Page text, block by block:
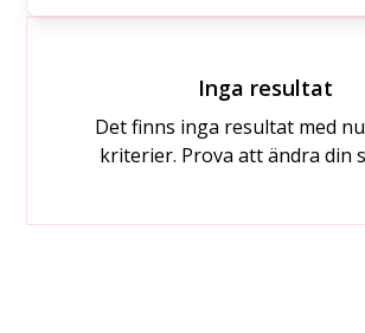
Inga resultat
Det finns inga resultat med
kriterier. Prova att ändra din